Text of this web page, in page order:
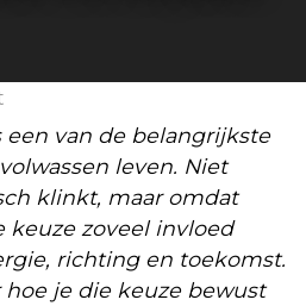
een van de belangrijkste
leven. Niet
klinkt, maar omdat
keuze zoveel invloed
richting en toekomst.
je die keuze bewust